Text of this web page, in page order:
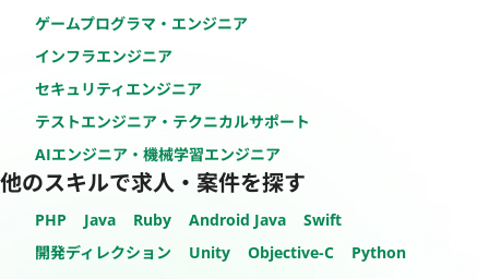
ゲームプログラマ・エンジニア
インフラエンジニア
セキュリティエンジニア
テストエンジニア・テクニカルサポート
AIエンジニア・機械学習エンジニア
他のスキルで求人・案件を探す
PHP Java Ruby Android Java
Swift
開発ディレクション
Unity Objective-C Python